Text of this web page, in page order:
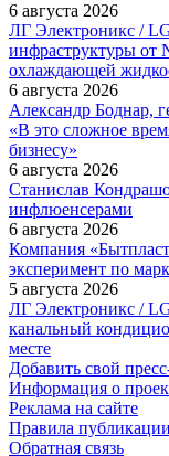
6 августа 2026
ЛГ Электроникс /
инфраструктуры от
охлаждающей
6 августа 2026
Александр Боднар,
«В это сложное
бизнесу»
6 августа 2026
Станислав
инфлюенсерами
6 августа 2026
Компания
эксперимент по
5 августа 2026
ЛГ Электроникс /
канальный
месте
Добавить свой
Информация о
Реклама на сайте
Правила
Обратная связь